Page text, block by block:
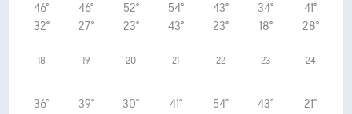
46°
32°
46°
27°
52°
23°
54°
43°
43°
23°
34°
18°
41°
28°
18
36°
19
39°
20
30°
21
41°
22
54°
23
43°
24
21°